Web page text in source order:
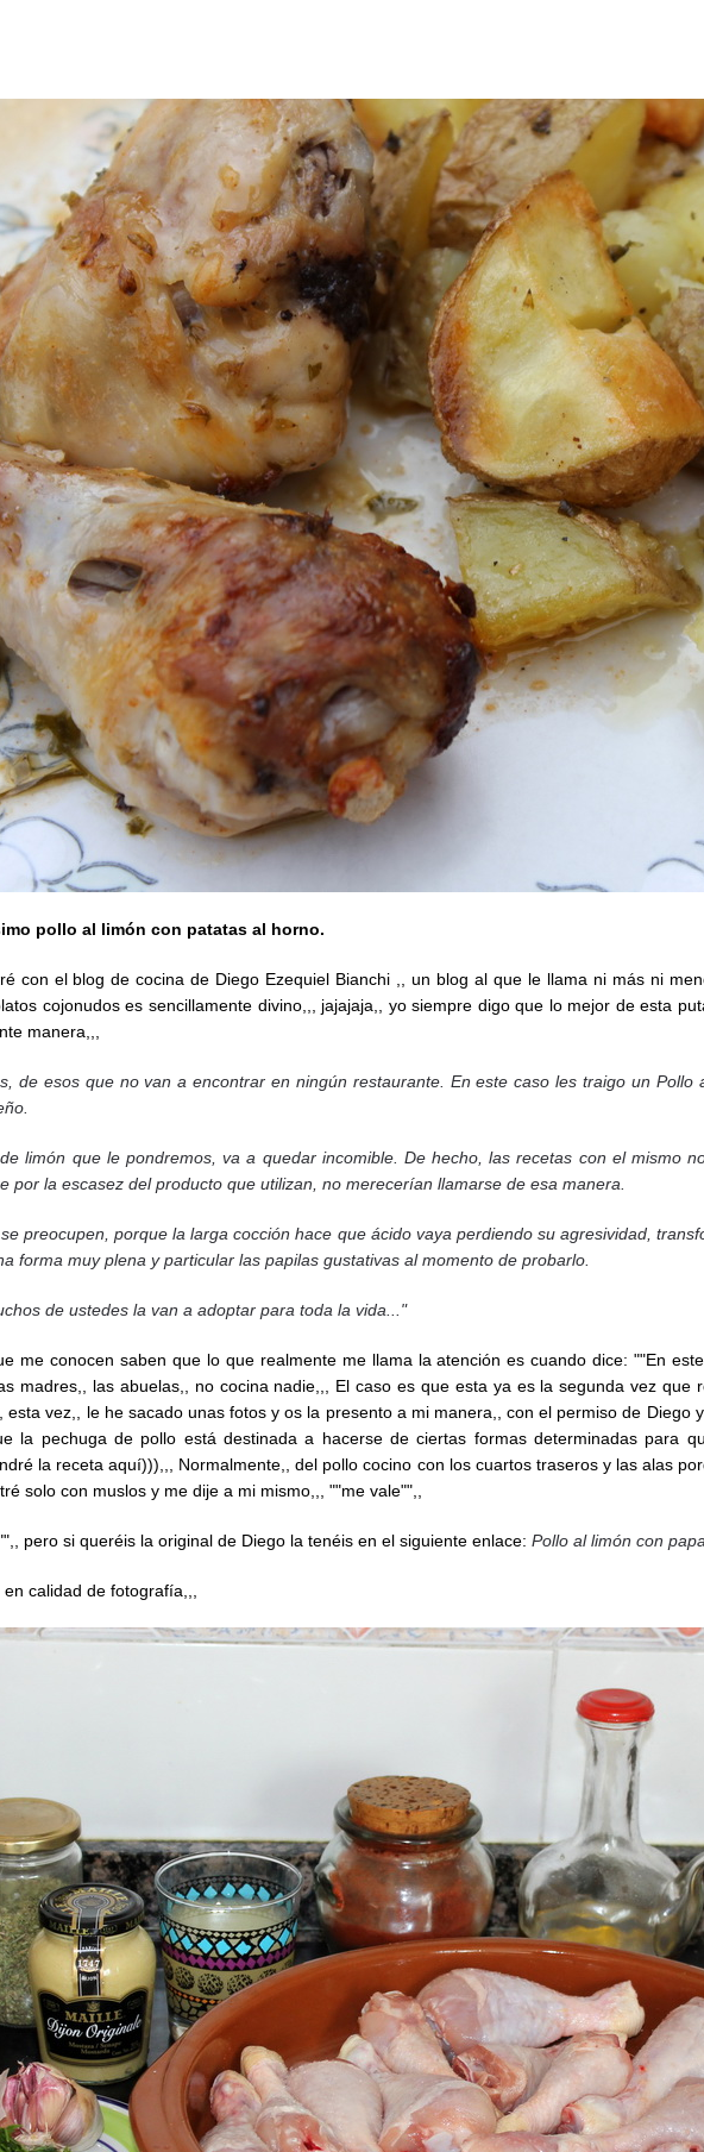
pollo al limón con patatas al horno.
con el blog de cocina de Diego Ezequiel Bianchi ,, un blog al que le llama ni más ni
cojonudos es sencillamente divino,,, jajajaja,, yo siempre digo que lo mejor de esta
manera,,,
de esos que no van a encontrar en ningún restaurante. En este caso les traigo un
limón que le pondremos, va a quedar incomible. De hecho, las recetas con el mismo
por la escasez del producto que utilizan, no merecerían llamarse de esa manera.
preocupen, porque la larga cocción hace que ácido vaya perdiendo su agresividad,
forma muy plena y particular las papilas gustativas al momento de probarlo.
de ustedes la van a adoptar para toda la vida..."
me conocen saben que lo que realmente me llama la atención es cuando dice: ""En
madres,, las abuelas,, no cocina nadie,,, El caso es que esta ya es la segunda vez
vez,, le he sacado unas fotos y os la presento a mi manera,, con el permiso de Diego
la pechuga de pollo está destinada a hacerse de ciertas formas determinadas para
la receta aquí))),,, Normalmente,, del pollo cocino con los cuartos traseros y las alas
solo con muslos y me dije a mi mismo,,, ""me vale"",,
pero si queréis la original de Diego la tenéis en el siguiente enlace: Pollo al limón con
calidad de fotografía,,,